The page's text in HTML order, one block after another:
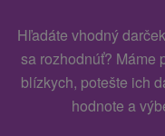
Hľadáte vhodný
sa rozhodnúť? Máme
blízkych, potešte ich
hodnote a